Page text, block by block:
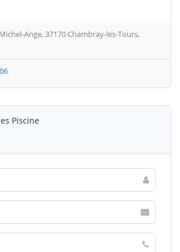
Ange, 37170 Chambray-les-Tours,
Piscine